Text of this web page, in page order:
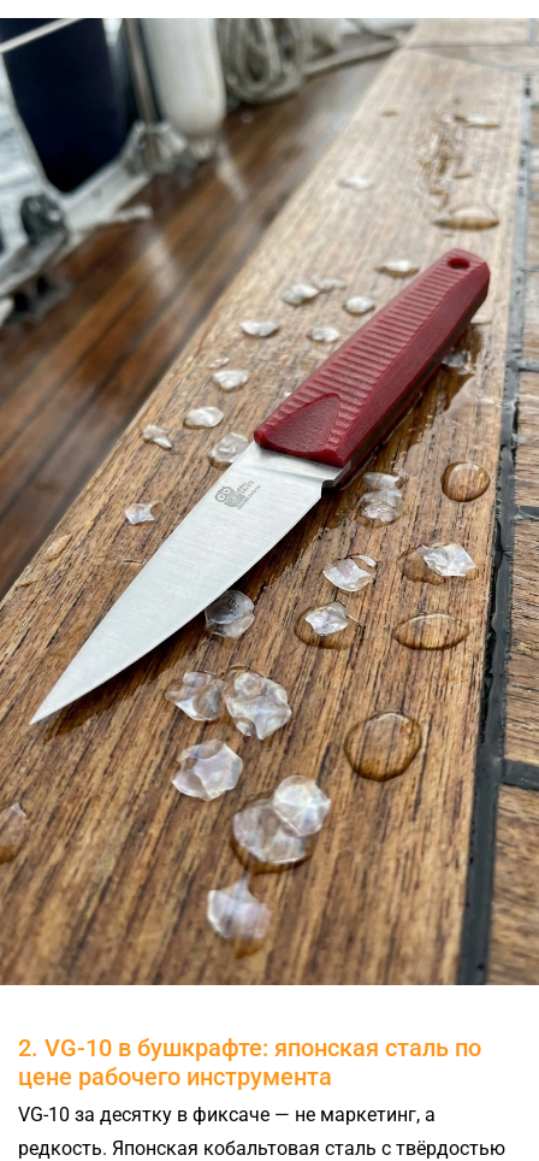
2. VG-10 в бушкрафте: японская сталь по
цене рабочего инструмента
VG-10 за десятку в фиксаче — не маркетинг, а
редкость. Японская кобальтовая сталь с твёрдостью